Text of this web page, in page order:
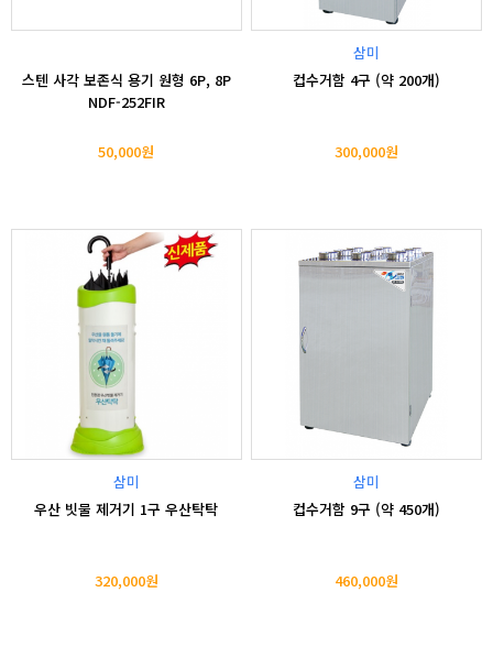
스텐 사각 보존식 용기 원형 6P, 8P
NDF-252FIR
50,000원
삼미
컵수거함 4구 (약 200개)
300,000원
삼미
우산 빗물 제거기 1구 우산탁탁
320,000원
삼미
컵수거함 9구 (약 450개)
460,000원